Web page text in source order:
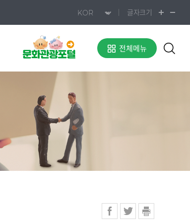
글자크기
전체메뉴